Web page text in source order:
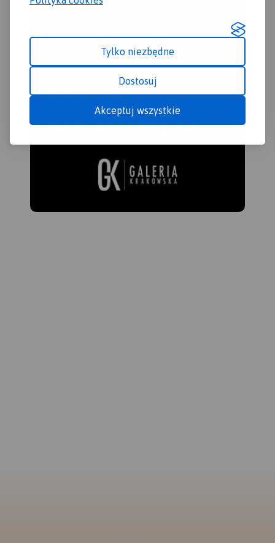
Tylko niezbędne
Dostosuj
Akceptuj wszystkie